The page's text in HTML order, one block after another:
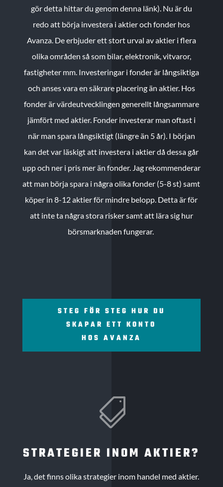
gör detta hittar du genom denna länk). Nu är du
redo att börja investera i aktier och fonder hos
Avanza. De erbjuder ett stort urval av aktier i flera
olika områden så som bilar, elektronik, vitvaror,
fastigheter mm. Investeringar i fonder är långsiktiga
och anses vara en säkrare placering än aktier. Hos
fonder är värdeutvecklingen generellt långsammare
jämfört med aktier. Fonder investerar man oftast i
när man spara långsiktigt (längre än 5 år). I början
kan det var läskigt att investera i aktier då dessa går
upp och ner i pris mer än fonder. Jag rekommenderar
att man börja spara i några olika fonder (5-8 st) samt
köper in 8-12 aktier för mindre belopp. Detta är för
att inte ta några stora risker samt att lära sig hur
börsmarknaden fungerar.
STEG FÖR STEG HUR DU
SKAPAR ETT KONTO
HOS AVANZA

STRATEGIER INOM AKTIER?
Ja, det finns olika strategier inom handel med aktier.